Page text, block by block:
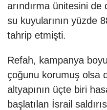
arındırma ünitesini de
su kuyularının yüzde
tahrip etmişti.
Refah, kampanya
çoğunu korumuş olsa
altyapının üçte biri
başlatılan İsrail